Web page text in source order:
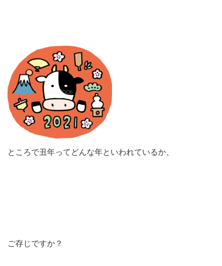
ところで丑年ってどんな年といわれているか、
ご存じですか？